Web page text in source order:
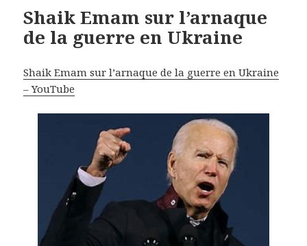
Shaik Emam sur l’arnaque
de la guerre en Ukraine
Shaik Emam sur l’arnaque de la guerre en Ukraine
– YouTube